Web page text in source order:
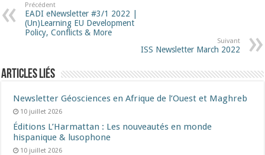
Précédent
EADI eNewsletter #3/1 2022 |
(Un)Learning EU Development
Policy, Conflicts & More
Suivant
ISS Newsletter March 2022
Articles liés
Newsletter Géosciences en Afrique de l’Ouest et Maghreb
10 juillet 2026
Éditions L’Harmattan : Les nouveautés en monde
hispanique & lusophone
10 juillet 2026